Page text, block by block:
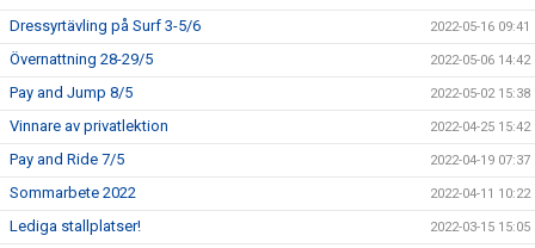
Dressyrtävling på Surf 3-5/6 2022-05-16 09:41
Övernattning 28-29/5 2022-05-06 14:42
Pay and Jump 8/5 2022-05-02 15:38
Vinnare av privatlektion 2022-04-25 15:42
Pay and Ride 7/5 2022-04-19 07:37
Sommarbete 2022 2022-04-11 10:22
Lediga stallplatser! 2022-03-15 15:05